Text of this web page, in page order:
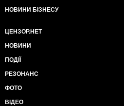
НОВИНИ БІЗНЕСУ
ЦЕНЗОР.НЕТ
НОВИНИ
ПОДІЇ
РЕЗОНАНС
ФОТО
ВІДЕО